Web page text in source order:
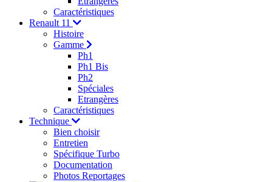
Caractéristiques
Renault 11
Histoire
Gamme
Ph1
Ph1 Bis
Ph2
Spéciales
Etrangères
Caractéristiques
Technique
Bien choisir
Entretien
Spécifique Turbo
Documentation
Photos Reportages